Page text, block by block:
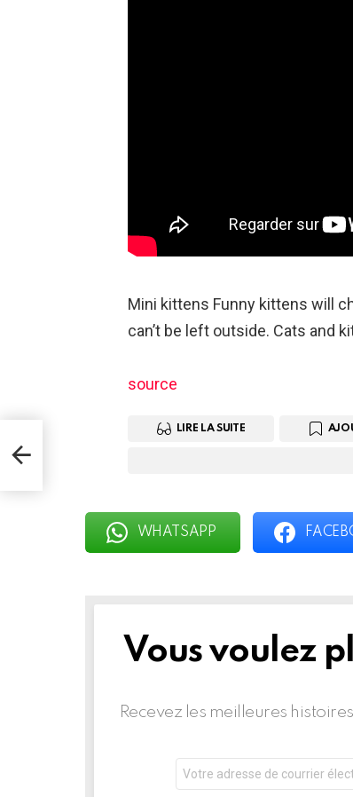
Mini kittens Funny kittens will
can’t be left outside. Cats and
source
LIRE LA SUITE
WHATSAPP
BULLETIN
D'INFORMATION
Vous voulez
Recevez les meilleures
de
courrier